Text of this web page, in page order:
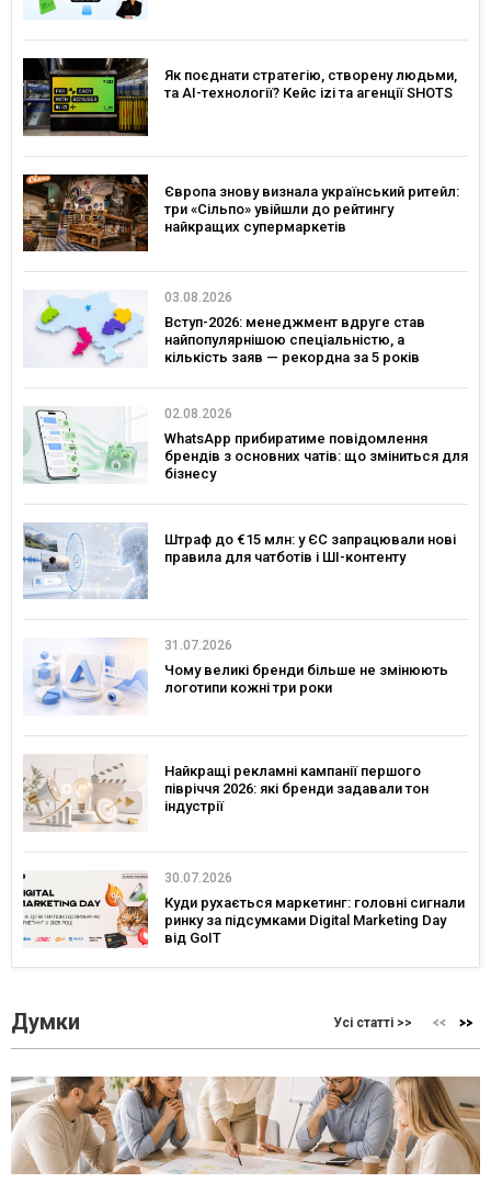
Як поєднати стратегію, створену людьми,
та AI-технології? Кейс izi та агенції SHOTS
Європа знову визнала український ритейл:
три «Сільпо» увійшли до рейтингу
найкращих супермаркетів
03.08.2026
Вступ-2026: менеджмент вдруге став
найпопулярнішою спеціальністю, а
кількість заяв — рекордна за 5 років
02.08.2026
WhatsApp прибиратиме повідомлення
брендів з основних чатів: що зміниться для
бізнесу
Штраф до €15 млн: у ЄС запрацювали нові
правила для чатботів і ШІ-контенту
31.07.2026
Чому великі бренди більше не змінюють
логотипи кожні три роки
Найкращі рекламні кампанії першого
півріччя 2026: які бренди задавали тон
індустрії
30.07.2026
Куди рухається маркетинг: головні сигнали
ринку за підсумками Digital Marketing Day
від GoIT
Думки Усі статті >>